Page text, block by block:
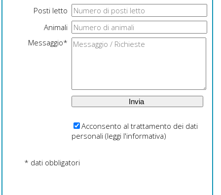
Posti letto
Animali
Messaggio*
Acconsento al trattamento dei dati
personali (leggi l'informativa)
* dati obbligatori